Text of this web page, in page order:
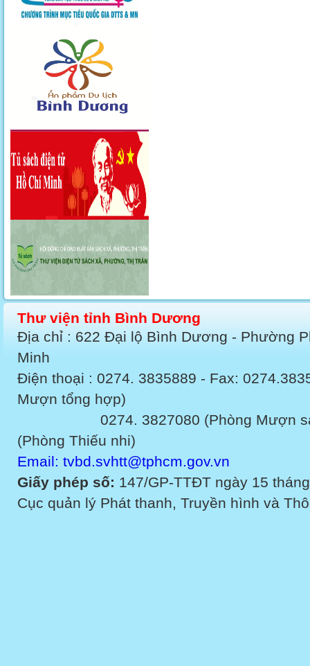
Thư viện tỉnh Bình Dương
Địa chỉ : 622 Đại lộ Bình Dương - Phường
Minh
Điện thoại : 0274. 3835889 - Fax:
Mượn tổng hợp)
0274. 3827080 (Phòng Mượn sách
(Phòng Thiếu nhi)
Email: tvbd.svhtt@tphcm.gov.vn
Giấy phép số: 147/GP-TTĐT ngày 15
Cục quản lý Phát thanh, Truyền hình và